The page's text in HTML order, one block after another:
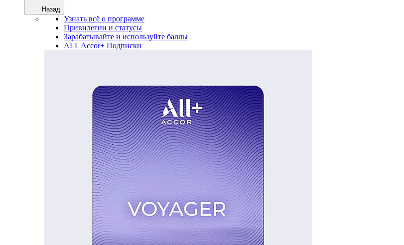
Назад
Узнать всё о программе
Привилегии и статусы
Зарабатывайте и используйте баллы
ALL Accor+ Подписки